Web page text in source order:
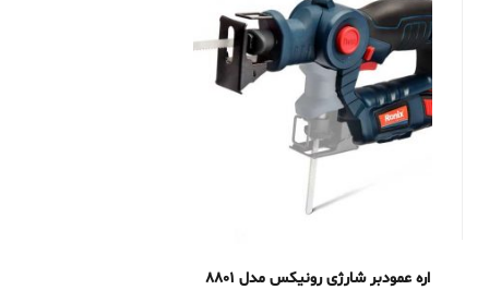
اره عمودبر شارژی رونیکس مدل 8801